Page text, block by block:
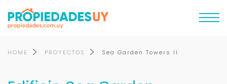
HOME PROYECTOS Sea Garden Towers ll